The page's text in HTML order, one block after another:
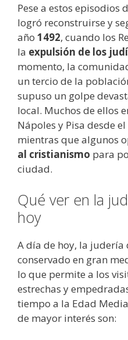
Pese a estos episodios
logró reconstruirse y
año 1492, cuando los
la expulsión de los
momento, la
un tercio de la
supuso un golpe
local. Muchos de ellos
Nápoles y Pisa desde
mientras que algunos
al cristianismo para
ciudad.
Qué ver en la
hoy
A día de hoy, la judería
conservado en gran
lo que permite a los
estrechas y
tiempo a la Edad
de mayor interés son: